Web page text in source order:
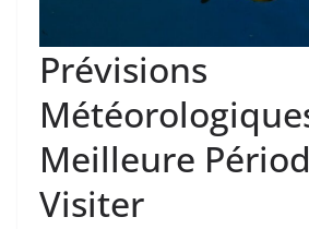
Prévisions
Meilleure
Visiter